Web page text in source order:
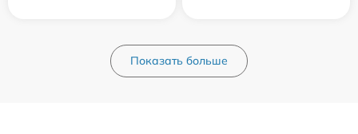
Показать больше